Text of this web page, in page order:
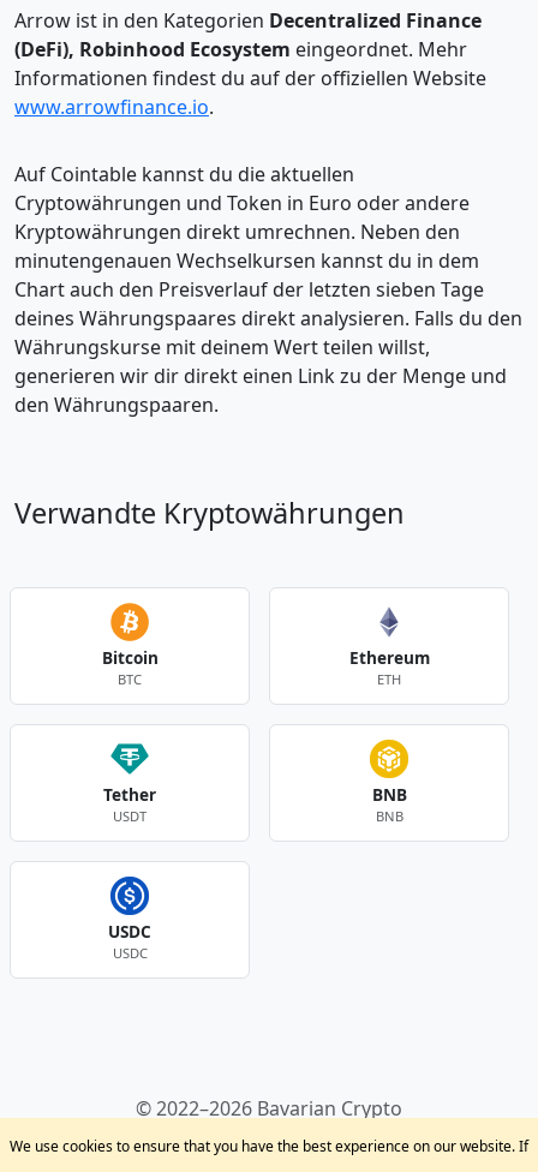
Arrow ist in den Kategorien Decentralized Finance
(DeFi), Robinhood Ecosystem eingeordnet. Mehr
Informationen findest du auf der offiziellen Website
www.arrowfinance.io.
Auf Cointable kannst du die aktuellen
Cryptowährungen und Token in Euro oder andere
Kryptowährungen direkt umrechnen. Neben den
minutengenauen Wechselkursen kannst du in dem
Chart auch den Preisverlauf der letzten sieben Tage
deines Währungspaares direkt analysieren. Falls du den
Währungskurse mit deinem Wert teilen willst,
generieren wir dir direkt einen Link zu der Menge und
den Währungspaaren.
Verwandte Kryptowährungen
Bitcoin
BTC
Ethereum
ETH
Tether
USDT
BNB
BNB
USDC
USDC
© 2022–2026 Bavarian Crypto
Kryptowährungen
Privacy Policy
Disclaimer
We use cookies to ensure that you have the best experience on our website. If